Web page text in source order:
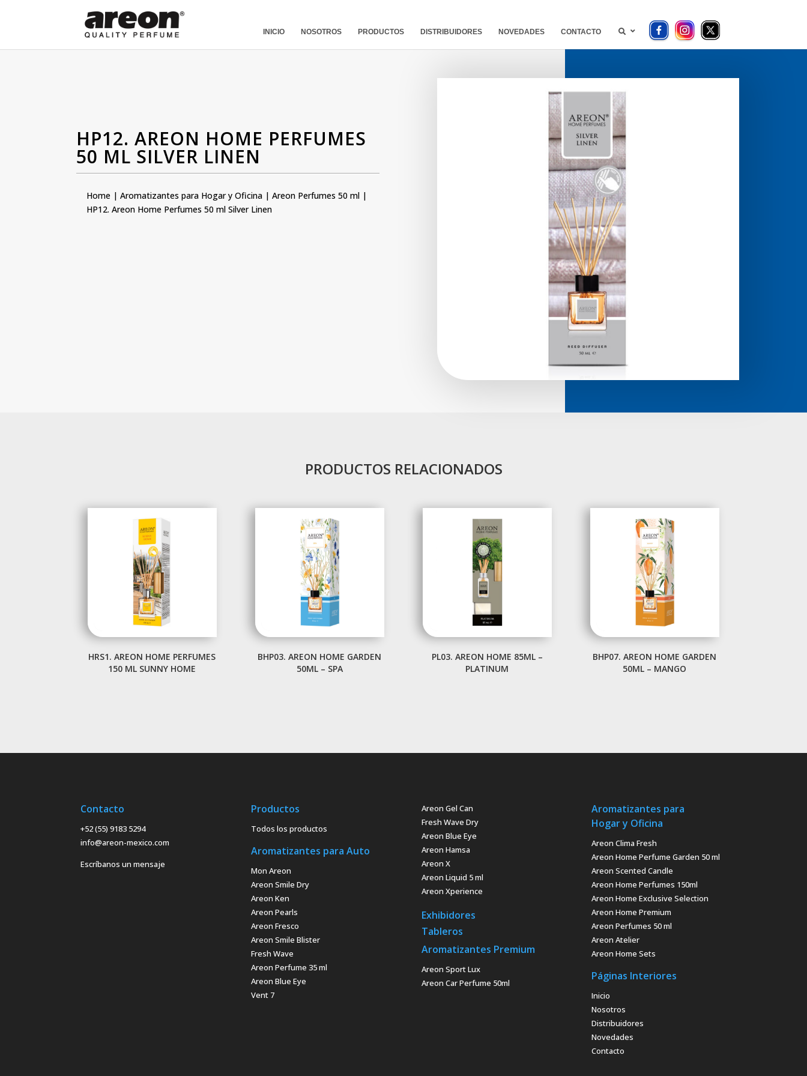
INICIO NOSOTROS PRODUCTOS DISTRIBUIDORES NOVEDADES CONTACTO
HP12. AREON HOME PERFUMES
50 ML SILVER LINEN
Home | Aromatizantes para Hogar y Oficina | Areon Perfumes 50 ml |
HP12. Areon Home Perfumes 50 ml Silver Linen
PRODUCTOS RELACIONADOS
HRS1. AREON HOME PERFUMES
150 ML SUNNY HOME
BHP03. AREON HOME GARDEN
50ML – SPA
PL03. AREON HOME 85ML –
PLATINUM
BHP07. AREON HOME GARDEN
50ML – MANGO
Contacto
+52 (55) 9183 5294
info@areon-mexico.com
Escríbanos un mensaje
Productos
Todos los productos
Aromatizantes para Auto
Mon Areon
Areon Smile Dry
Areon Ken
Areon Pearls
Areon Fresco
Areon Smile Blister
Fresh Wave
Areon Perfume 35 ml
Areon Blue Eye
Vent 7
Areon Gel Can
Fresh Wave Dry
Areon Blue Eye
Areon Hamsa
Areon X
Areon Liquid 5 ml
Areon Xperience
Exhibidores
Tableros
Aromatizantes Premium
Areon Sport Lux
Areon Car Perfume 50ml
Aromatizantes para
Hogar y Oficina
Areon Clima Fresh
Areon Home Perfume Garden 50 ml
Areon Scented Candle
Areon Home Perfumes 150ml
Areon Home Exclusive Selection
Areon Home Premium
Areon Perfumes 50 ml
Areon Atelier
Areon Home Sets
Páginas Interiores
Inicio
Nosotros
Distribuidores
Novedades
Contacto